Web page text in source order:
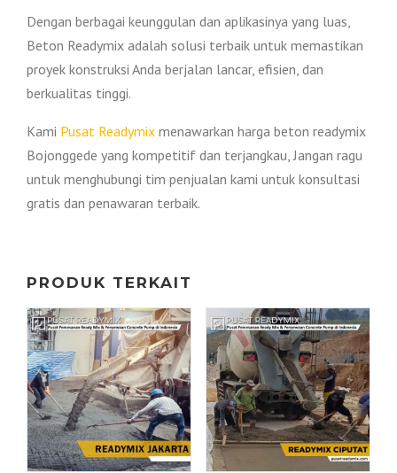
Dengan berbagai keunggulan dan aplikasinya yang luas,
Beton Readymix adalah solusi terbaik untuk memastikan
proyek konstruksi Anda berjalan lancar, efisien, dan
berkualitas tinggi.
Kami Pusat Readymix menawarkan harga beton readymix
Bojonggede yang kompetitif dan terjangkau, Jangan ragu
untuk menghubungi tim penjualan kami untuk konsultasi
gratis dan penawaran terbaik.
PRODUK TERKAIT